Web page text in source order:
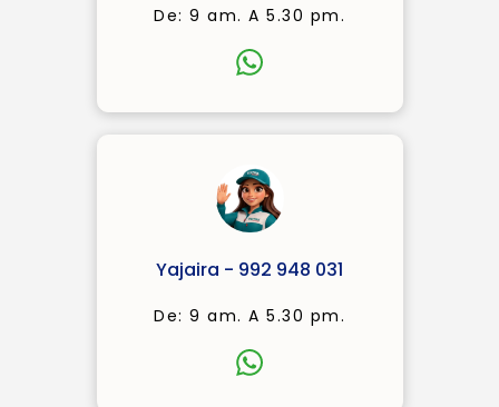
De: 9 am. A 5.30 pm.
Yajaira - 992 948 031
De: 9 am. A 5.30 pm.